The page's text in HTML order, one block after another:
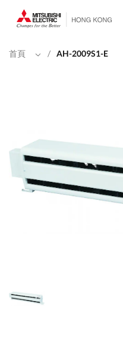
首頁 / AH-2009S1-E